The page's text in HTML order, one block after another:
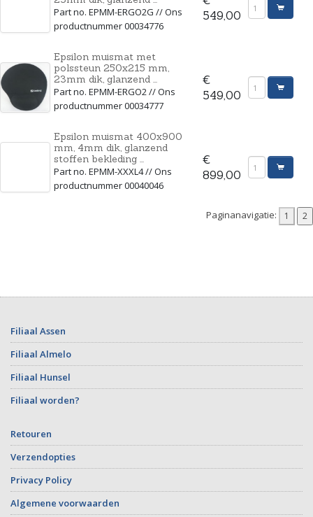
Part no. EPMM-ERGO2G // Ons
productnummer 00034776
549,00
Epsilon muismat met
polssteun 250x215 mm,
23mm dik, glanzend ...
Part no. EPMM-ERGO2 // Ons
productnummer 00034777
€
549,00
Epsilon muismat 400x900
mm, 4mm dik, glanzend
stoffen bekleding ...
Part no. EPMM-XXXL4 // Ons
productnummer 00040046
€
899,00
Paginanavigatie:
Filiaal Assen
Filiaal Almelo
Filiaal Hunsel
Filiaal worden?
Retouren
Verzendopties
Privacy Policy
Algemene voorwaarden